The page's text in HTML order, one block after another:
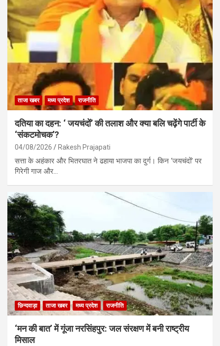
ताजा खबर मध्य प्रदेश राजनीति
दतिया का दहन: ‘ जयचंदों’ की तलाश और क्या बलि चढ़ेंगे पार्टी के
‘संकटमोचक’?
04/08/2026 Rakesh Prajapati
सत्ता के अहंकार और भितरघात ने ढहाया भाजपा का दुर्ग। किन ‘जयचंदों’ पर
गिरेगी गाज और…
छिन्दवाड़ा ताजा खबर मध्य प्रदेश राजनीति
‘मन की बात’ में गूंजा नरसिंहपुर: जल संरक्षण में बनी राष्ट्रीय
मिसाल